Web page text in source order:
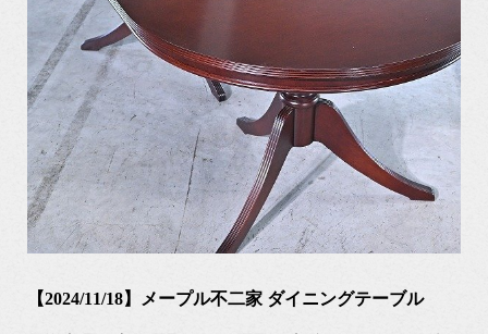
【2024/11/18】メープル不二家 ダイニングテーブル